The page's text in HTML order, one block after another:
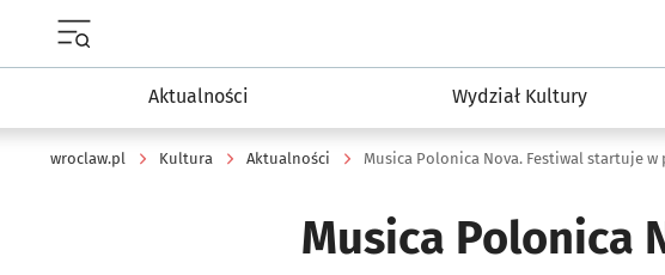
Aktualności Wydział Kultury
wroclaw.pl Kultura Aktualności Musica Polonica Nova. Festiwal startuje w
Musica Polonica